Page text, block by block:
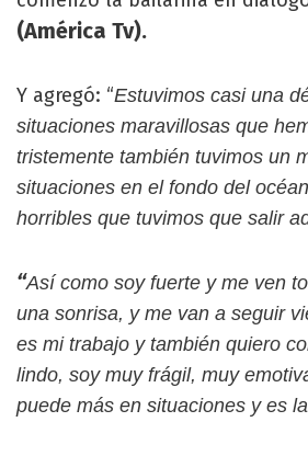
(América Tv).
Y agregó: “Estuvimos casi una
situaciones maravillosas que
tristemente también tuvimos un
situaciones en el fondo del
horribles que tuvimos que salir
“Así como soy fuerte y me ven
una sonrisa, y me van a seguir
es mi trabajo y también quiero
lindo, soy muy frágil, muy
puede más en situaciones y es la